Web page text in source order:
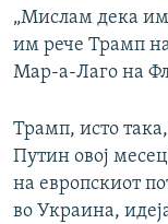
„Мислам дека
им рече Трамп
Мар-а-Лаго на
Трамп, исто
Путин овој
на европскиот
во Украина,